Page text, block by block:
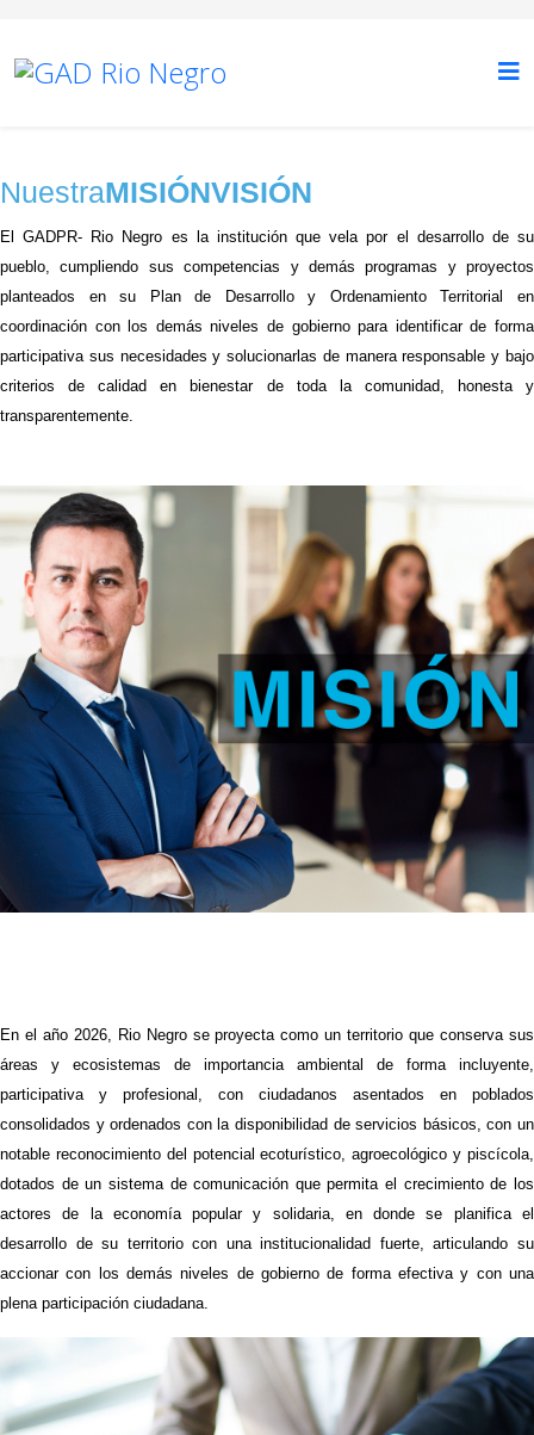
NuestraMISIÓNVISIÓN
El GADPR- Rio Negro es la institución que vela por el desarrollo de su
pueblo, cumpliendo sus competencias y demás programas y proyectos
planteados en su Plan de Desarrollo y Ordenamiento Territorial en
coordinación con los demás niveles de gobierno para identificar de forma
participativa sus necesidades y solucionarlas de manera responsable y bajo
criterios de calidad en bienestar de toda la comunidad, honesta y
transparentemente.
En el año 2026, Rio Negro se proyecta como un territorio que conserva sus
áreas y ecosistemas de importancia ambiental de forma incluyente,
participativa y profesional, con ciudadanos asentados en poblados
consolidados y ordenados con la disponibilidad de servicios básicos, con un
notable reconocimiento del potencial ecoturístico, agroecológico y piscícola,
dotados de un sistema de comunicación que permita el crecimiento de los
actores de la economía popular y solidaria, en donde se planifica el
desarrollo de su territorio con una institucionalidad fuerte, articulando su
accionar con los demás niveles de gobierno de forma efectiva y con una
plena participación ciudadana.